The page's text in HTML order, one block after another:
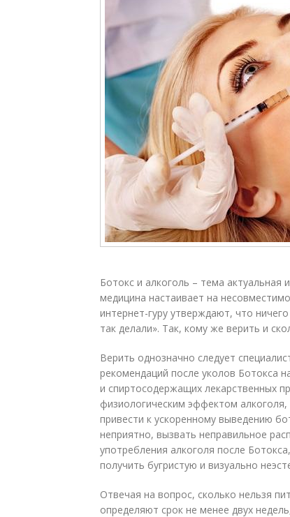
Ботокс и алкоголь – тема
меди­ци­на настаивает на
интернет-гуру утвер­жда­ют, что
так делали». Так, кому же верить и
Верить однозначно следует
рекомендаций после уколов Ботокса
и спиртосодержащих лекарственных
физиологическим эффектом
привести к ускоренному выведению
неприятно, вызвать неправильное
употребления ал­ко­го­ля после
получить бугристую и визуально
Отвечая на вопрос, сколько нельзя
определяют срок не менее двух